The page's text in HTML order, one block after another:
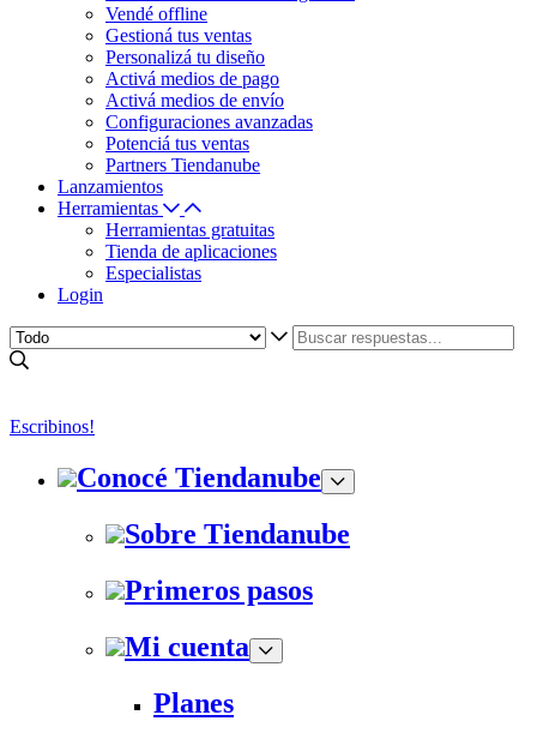
Vendé offline
Gestioná tus ventas
Personalizá tu diseño
Activá medios de pago
Activá medios de envío
Configuraciones avanzadas
Potenciá tus ventas
Partners Tiendanube
Lanzamientos
Herramientas
Herramientas gratuitas
Tienda de aplicaciones
Especialistas
Login
Escribinos!
Conocé Tiendanube
Sobre Tiendanube
Primeros pasos
Mi cuenta
Planes